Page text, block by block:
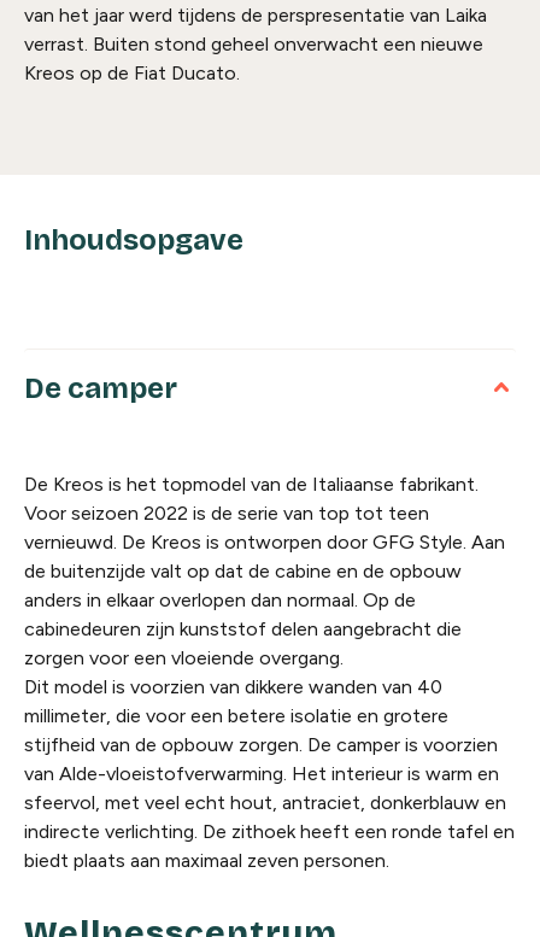
van het jaar werd tijdens de perspresentatie van Laika
verrast. Buiten stond geheel onverwacht een nieuwe
Kreos op de Fiat Ducato.
Inhoudsopgave
De camper
De Kreos is het topmodel van de Italiaanse fabrikant.
Voor seizoen 2022 is de serie van top tot teen
vernieuwd. De Kreos is ontworpen door GFG Style. Aan
de buitenzijde valt op dat de cabine en de opbouw
anders in elkaar overlopen dan normaal. Op de
cabinedeuren zijn kunststof delen aangebracht die
zorgen voor een vloeiende overgang.
Dit model is voorzien van dikkere wanden van 40
millimeter, die voor een betere isolatie en grotere
stijfheid van de opbouw zorgen. De camper is voorzien
van Alde-vloeistofverwarming. Het interieur is warm en
sfeervol, met veel echt hout, antraciet, donkerblauw en
indirecte verlichting. De zithoek heeft een ronde tafel en
biedt plaats aan maximaal zeven personen.